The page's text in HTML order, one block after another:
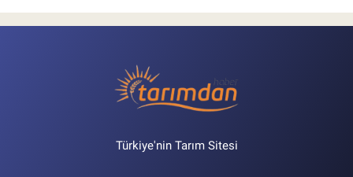
Türkiye'nin Tarım Sitesi